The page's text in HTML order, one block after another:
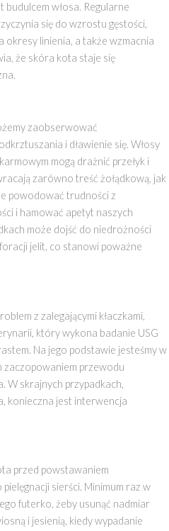
włosa. Regularne
się do wzrostu gęstości,
okresy linienia, a także wzmacnia
że skóra kota staje się
zaobserwować
i dławienie się. Włosy
mogą drażnić przełyk i
zarówno treść żołądkową, jak
powodować trudności z
i hamować apetyt naszych
może dojść do niedrożności
jelit, co stanowi poważne
z zalegającymi kłaczkami,
który wykona badanie USG
Na jego podstawie jesteśmy w
zaczopowaniem przewodu
W skrajnych przypadkach,
konieczna jest interwencja
przed powstawaniem
sierści. Minimum raz w
futerko, żeby usunąć nadmiar
i jesienią, kiedy wypadanie